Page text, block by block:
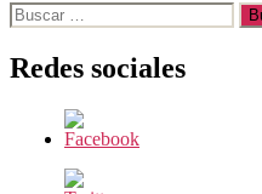
Buscar:
Redes sociales